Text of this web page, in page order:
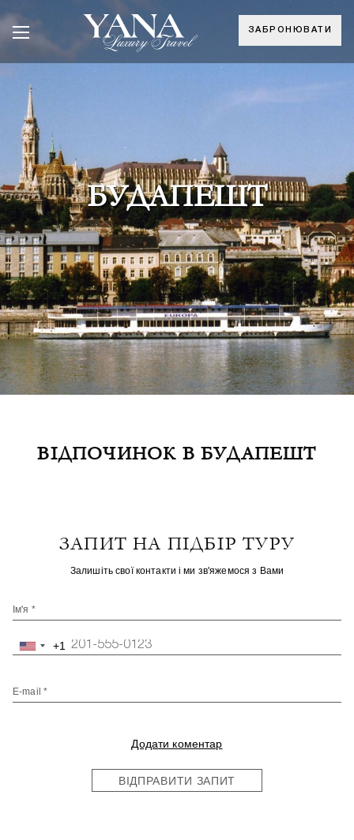
ЗАБРОНЮВАТИ
БУДАПЕШТ
ВІДПОЧИНОК В БУДАПЕШТ
ЗАПИТ НА ПІДБІР ТУРУ
Залишіть свої контакти і ми зв'яжемося з Вами
Ім'я *
United+1
E-mail *
Додати коментар
ВІДПРАВИТИ ЗАПИТ